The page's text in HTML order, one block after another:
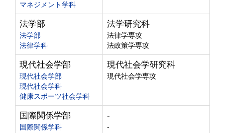
マネジメント学科
法学部
法学部
法律学科
法学研究科
法律学専攻
法政策学専攻
現代社会学部
現代社会学部
現代社会学科
健康スポーツ社会学科
現代社会学研究科
現代社会学専攻
国際関係学部
国際関係学科
-
-